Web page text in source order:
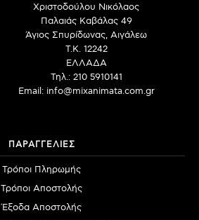
Χριστοδούλου Νικόλαος
Παλαιάς Καβάλας 49
Άγιος Σπυρίδωνας, Αιγάλεω
Τ.Κ. 12242
ΕΛΛΑΔΑ
Τηλ.: 210 5910141
Email: info@mixanimata.com.gr
ΠΑΡΑΓΓΕΛΙΕΣ
Τρόποι Πληρωμής
Τρόποι Αποστολής
Έξοδα Αποστολής